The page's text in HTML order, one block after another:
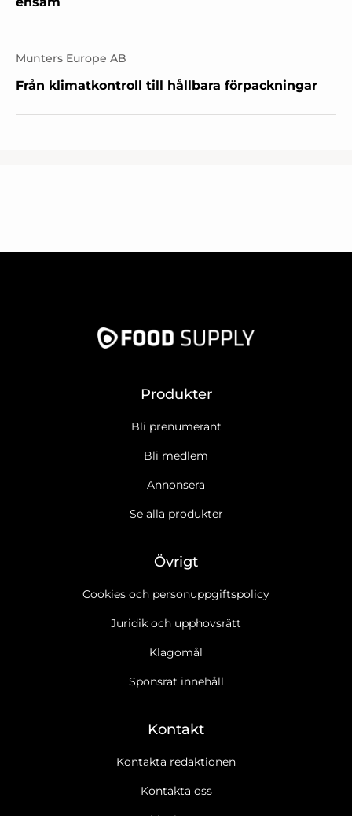
Munters Europe AB
Från klimatkontroll till hållbara förpackningar
Produkter
Bli prenumerant
Bli medlem
Annonsera
Se alla produkter
Övrigt
Cookies och personuppgiftspolicy
Juridik och upphovsrätt
Klagomål
Sponsrat innehåll
Kontakt
Kontakta redaktionen
Kontakta oss